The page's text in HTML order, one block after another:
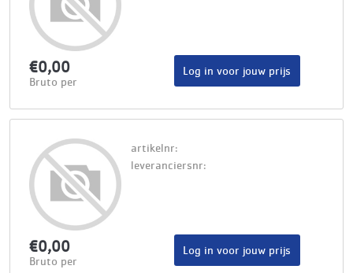
€0,00
Bruto per
Log in voor jouw prijs
artikelnr:
leveranciersnr:
€0,00
Bruto per
Log in voor jouw prijs